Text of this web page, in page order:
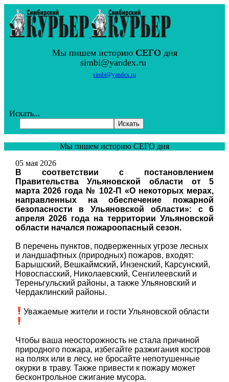
Мы пишем историю СЕГО дня
simbi@yandex.ru
simbi@yandex.ru
Искать...
Искать
Мы пишем историю СЕГО дня
05 мая 2026
В соответствии с постановлением
Правительства Ульяновской области от 5
марта 2026 года № 102-П «О некоторых мерах,
направленных на обеспечение пожарной
безопасности в Ульяновской области»: с 6
апреля 2026 года на территории Ульяновской
области начался пожароопасный сезон.
В перечень пунктов, подверженных угрозе лесных
и ландшафтных (природных) пожаров, входят:
Барышский, Вешкаймский, Инзенский, Карсунский,
Новоспасский, Николаевский, Сенгилеевский и
Тереньгульский районы, а также Ульяновский и
Чердаклинский районы.
️Уважаемые жители и гости Ульяновской области
Чтобы ваша неосторожность не стала причиной
природного пожара, избегайте разжигания костров
на полях или в лесу, не бросайте непотушенные
окурки в траву. Также привести к пожару может
бесконтрольное сжигание мусора.